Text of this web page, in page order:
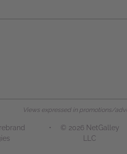
Views expressed in promotions/
•
© 2026 NetGalley
LLC